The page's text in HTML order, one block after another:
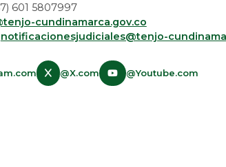
601 5807997
cundinamarca.gov.co
notificacionesjudiciales@tenjo-
@X.com @Youtube.com